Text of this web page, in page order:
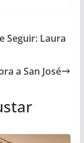
Seguir: Laura
a San José